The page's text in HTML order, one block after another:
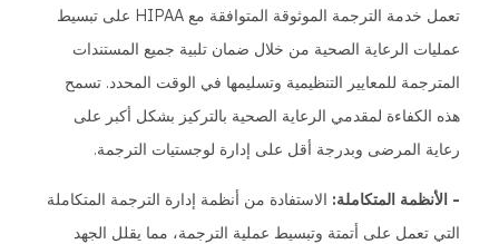
تعمل خدمة الترجمة الموثوقة المتوافقة مع HIPAA على تبسيط
عمليات الرعاية الصحية من خلال ضمان تلبية جميع المستندات
المترجمة للمعايير التنظيمية وتسليمها في الوقت المحدد. تسمح
هذه الكفاءة لمقدمي الرعاية الصحية بالتركيز بشكل أكبر على
رعاية المرضى وبدرجة أقل على إدارة لوجستيات الترجمة.
- الأنظمة المتكاملة: الاستفادة من أنظمة إدارة الترجمة المتكاملة
التي تعمل على أتمتة وتبسيط عملية الترجمة، مما يقلل الجهد